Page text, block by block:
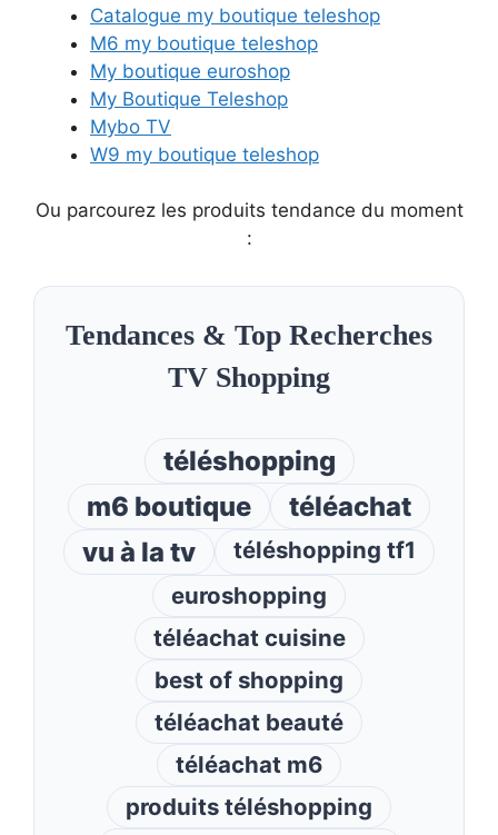
Catalogue my boutique teleshop
M6 my boutique teleshop
My boutique euroshop
My Boutique Teleshop
Mybo TV
W9 my boutique teleshop
Ou parcourez les produits tendance du moment
:
Tendances & Top Recherches
TV Shopping
téléshopping
m6 boutique
téléachat
vu à la tv
téléshopping tf1
euroshopping
téléachat cuisine
best of shopping
téléachat beauté
téléachat m6
produits téléshopping